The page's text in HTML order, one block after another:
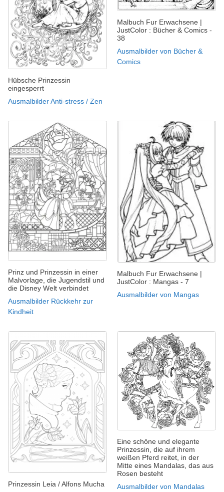
Hübsche Prinzessin
eingesperrt
Ausmalbilder Anti-stress / Zen
Malbuch Fur Erwachsene |
JustColor : Bücher & Comics -
38
Ausmalbilder von Bücher &
Comics
Prinz und Prinzessin in einer
Malvorlage, die Jugendstil und
die Disney Welt verbindet
Ausmalbilder Rückkehr zur
Kindheit
Malbuch Fur Erwachsene |
JustColor : Mangas - 7
Ausmalbilder von Mangas
Prinzessin Leia / Alfons Mucha
Eine schöne und elegante
Prinzessin, die auf ihrem
weißen Pferd reitet, in der
Mitte eines Mandalas, das aus
Rosen besteht
Ausmalbilder von Mandalas